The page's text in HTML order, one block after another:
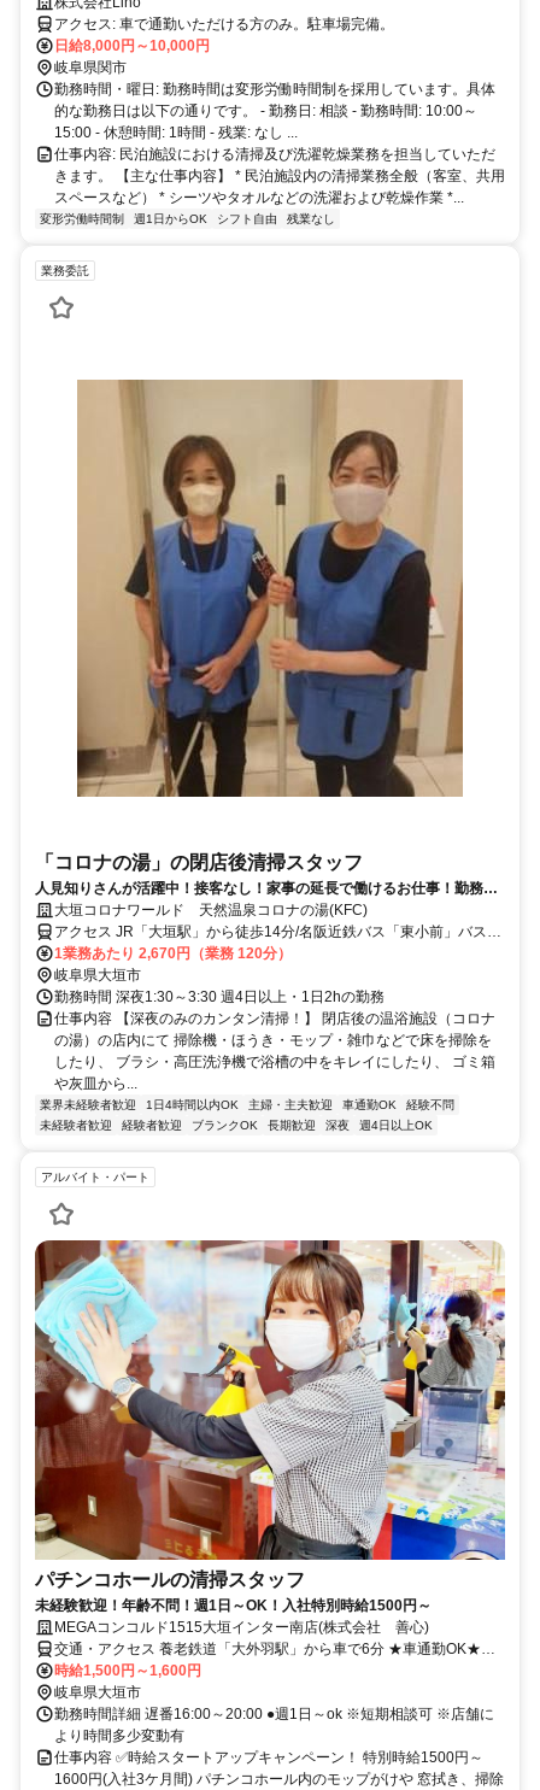
アクセス: 車で通勤いただける方のみ。駐車場完備。
日給8,000円～10,000円
岐阜県関市
勤務時間・曜日: 勤務時間は変形労働時間制を採用しています。具体
的な勤務日は以下の通りです。 - 勤務日: 相談 - 勤務時間: 10:00～
15:00 - 休憩時間: 1時間 - 残業: なし ...
仕事内容: 民泊施設における清掃及び洗濯乾燥業務を担当していただ
きます。 【主な仕事内容】 * 民泊施設内の清掃業務全般（客室、共用
スペースなど） * シーツやタオルなどの洗濯および乾燥作業 *...
変形労働時間制 週1日からOK シフト自由 残業なし
業務委託
「コロナの湯」の閉店後清掃スタッフ
人見知りさんが活躍中！接客なし！家事の延長で働けるお仕事！勤務例
(1:30～3:30／2ｈ)
大垣コロナワールド 天然温泉コロナの湯(KFC)
アクセス JR「大垣駅」から徒歩14分/名阪近鉄バス「東小前」バス停
下車後徒歩1分
1業務あたり 2,670円（業務 120分）
岐阜県大垣市
勤務時間 深夜1:30～3:30 週4日以上・1日2hの勤務
仕事内容 【深夜のみのカンタン清掃！】 閉店後の温浴施設（コロナ
の湯）の店内にて 掃除機・ほうき・モップ・雑巾などで床を掃除を
したり、 ブラシ・高圧洗浄機で浴槽の中をキレイにしたり、 ゴミ箱
や灰皿から...
業界未経験者歓迎 1日4時間以内OK 主婦・主夫歓迎 車通勤OK
経験不問
未経験者歓迎
経験者歓迎 ブランクOK 長期歓迎 深夜 週4日以上OK
アルバイト・パート
パチンコホールの清掃スタッフ
未経験歓迎！年齢不問！週1日～OK！入社特別時給1500円～
MEGAコンコルド1515大垣インター南店(株式会社 善心)
交通・アクセス 養老鉄道「大外羽駅」から車で6分 ★車通勤OK★直
行直帰OK
時給1,500円～1,600円
岐阜県大垣市
勤務時間詳細 遅番16:00～20:00 ●週1日～ok ※短期相談可 ※店舗に
より時間多少変動有
仕事内容 ✅時給スタートアップキャンペーン！ 特別時給1500円～
1600円(入社3ケ月間) パチンコホール内のモップがけや 窓拭き、掃除